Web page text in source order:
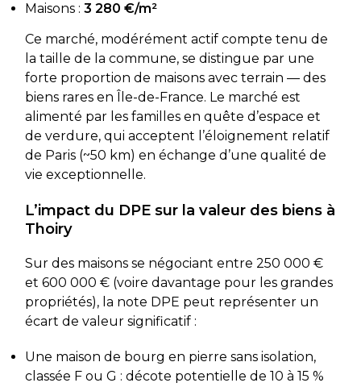
Maisons : 3 280 €/m²
Ce marché, modérément actif compte tenu de
la taille de la commune, se distingue par une
forte proportion de maisons avec terrain — des
biens rares en Île-de-France. Le marché est
alimenté par les familles en quête d’espace et
de verdure, qui acceptent l’éloignement relatif
de Paris (~50 km) en échange d’une qualité de
vie exceptionnelle.
L’impact du DPE sur la valeur des biens à
Thoiry
Sur des maisons se négociant entre 250 000 €
et 600 000 € (voire davantage pour les grandes
propriétés), la note DPE peut représenter un
écart de valeur significatif :
Une maison de bourg en pierre sans isolation,
classée F ou G : décote potentielle de 10 à 15 %